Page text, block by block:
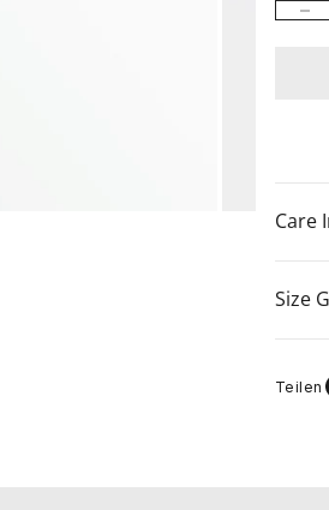
Care
Size
Teilen